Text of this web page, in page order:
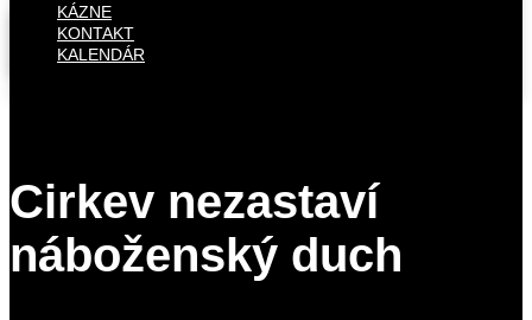
KÁZNE
KONTAKT
KALENDÁR
Cirkev nezastaví
náboženský duch